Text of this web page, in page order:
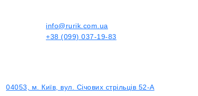
info@rurik.com.ua
+38 (099) 037-19-83
04053, м. Київ, вул. Січових стрільців 52-А